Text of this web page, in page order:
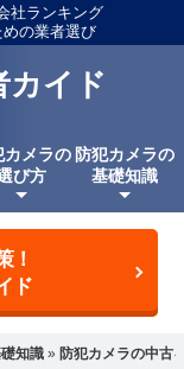
社ランキング
の業者選び
カイド
カメラの
び方
防犯カメラの
基礎知識
！
ド
知識 » 防犯カメラの中古